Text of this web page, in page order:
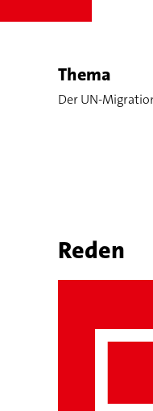
Thema
Der UN-
Reden